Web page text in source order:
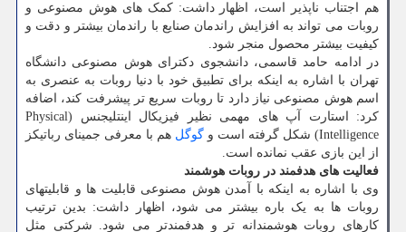
هم اجتناب ناپذیر است، اظهار داشت: کمک های هوش مصنوعی و
روبات می تواند به افزایش راندمان صنایع با راندمان بیشتر و دقت و
کیفیت بیشتر محصول منجر شود.
در ادامه حامد قاسمی، دانشجوی دکترای هوش مصنوعی دانشگاه
تهران با اشاره به اینکه برای تطبیق خود با دنیا روبات به عنصری به
اسم هوش مصنوعی نیاز دارد تا روبات سریع تر پیشرفت کند، اضافه
کرد: استارت آپ های مهمی نظیر فیزیکال اینتلیجنس (Physical
Intelligence) شکل گرفته است و
گوگل هم با معرفی جمینای رباتیکز
از این بازی عقب نمانده است.
فعالیت های هدفمند در روبات هوشمند
وی با اشاره به اینکه با آمدن هوش مصنوعی قابلیت ها و قابلیتهای
روبات ها به یک باره بیشتر می شود، اظهار داشت: بدین ترتیب
کارهای روبات هوشمندانه تر و هدفمندتر می شود. شرکتی مثل